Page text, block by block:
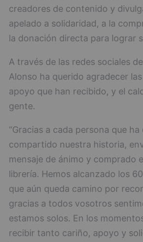
creadores de contenido y
apelado a solidaridad, a la
la donación directa para lograr
A través de las redes sociales
Alonso ha querido agradecer
apoyo que han recibido, y el
gente.
“Gracias a cada persona que ha
compartido nuestra historia,
mensaje de ánimo y comprado
librería. Hemos alcanzado los
que aún queda camino por
gracias a todos vosotros
estamos solos. En los
recibir tanto cariño, apoyo y